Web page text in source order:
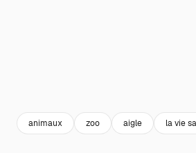
animaux zoo aigle la vie